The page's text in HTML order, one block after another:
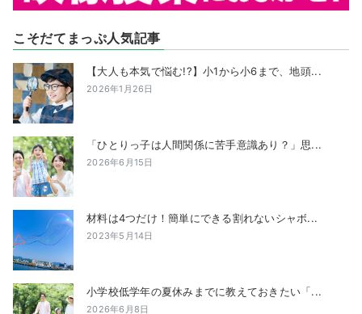
こそだてまっぷ人気記事
【大人も本気で悩む!?】小1から小6まで、地頭...
2026年1月26日
「ひとりっ子は人間関係に苦手意識あり？」思...
2026年6月15日
材料は4つだけ！簡単にできる割れないシャボ...
2023年5月14日
小学校低学年の夏休みまでに教えておきたい「...
2026年6月8日